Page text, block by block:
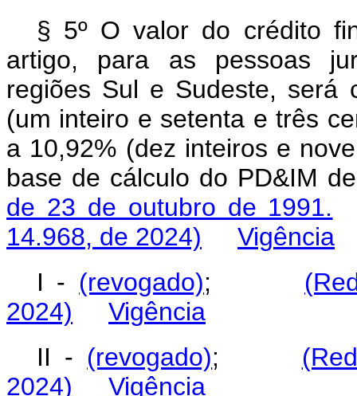
§ 5º O valor do crédito
artigo, para as pessoas
regiões Sul e Sudeste, será
(um inteiro e setenta e três
a 10,92% (dez inteiros e
base de cálculo do PD&IM
de 23 de outubro de 1991.
14.968, de 2024)
Vigência
I - (revogado);
2024)
Vigência
II - (revogado);
2024)
Vigência